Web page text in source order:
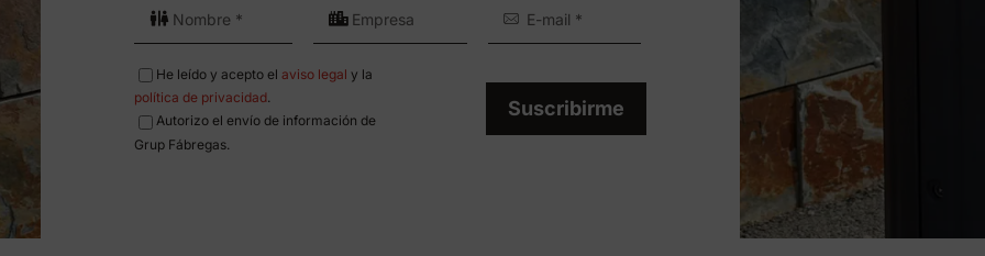
He leído y acepto el aviso legal y la
política de privacidad.
Autorizo el envío de información de
Grup Fábregas.
Suscribirme